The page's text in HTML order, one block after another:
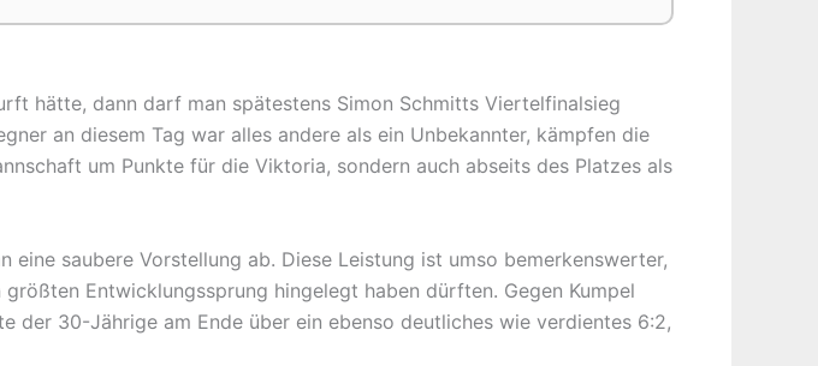
hätte, dann darf man spätestens Simon Schmitts Viertelfinalsieg
an diesem Tag war alles andere als ein Unbekannter, kämpfen die
um Punkte für die Viktoria, sondern auch abseits des Platzes als
eine saubere Vorstellung ab. Diese Leistung ist umso bemerkenswerter,
Entwicklungssprung hingelegt haben dürften. Gegen Kumpel
30-Jährige am Ende über ein ebenso deutliches wie verdientes 6:2,